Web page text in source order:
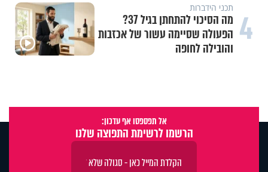
4 תכני הידברות
מה הסיכוי להתחתן בגיל 37?
הפעולה שסיימה עשור של אכזבות
והובילה לחופה
אל תפספסו אף עדכון:
הרשמו לרשימת התפוצה שלנו